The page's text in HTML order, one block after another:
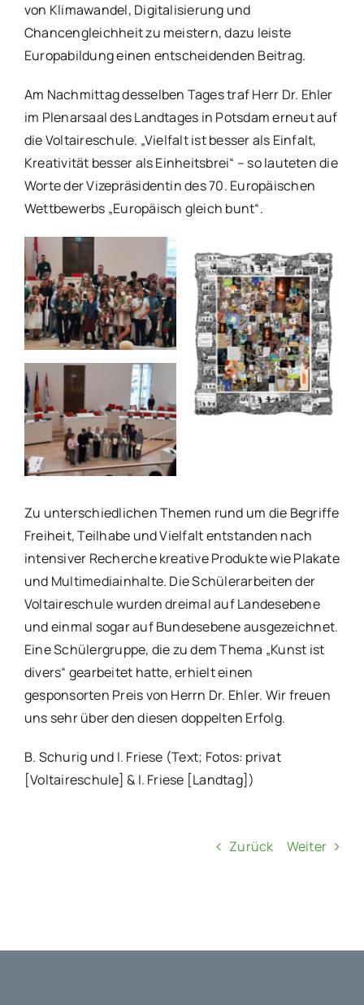
von Klimawandel, Digitalisierung und
Chancengleichheit zu meistern, dazu leiste
Europabildung einen entscheidenden Beitrag.
Am Nachmittag desselben Tages traf Herr Dr. Ehler
im Plenarsaal des Landtages in Potsdam erneut auf
die Voltaireschule. „Vielfalt ist besser als Einfalt,
Kreativität besser als Einheitsbrei“ – so lauteten die
Worte der Vizepräsidentin des 70. Europäischen
Wettbewerbs „Europäisch gleich bunt“.
Zu unterschiedlichen Themen rund um die Begriffe
Freiheit, Teilhabe und Vielfalt entstanden nach
intensiver Recherche kreative Produkte wie Plakate
und Multimediainhalte. Die Schülerarbeiten der
Voltaireschule wurden dreimal auf Landesebene
und einmal sogar auf Bundesebene ausgezeichnet.
Eine Schülergruppe, die zu dem Thema „Kunst ist
divers“ gearbeitet hatte, erhielt einen
gesponsorten Preis von Herrn Dr. Ehler. Wir freuen
uns sehr über den diesen doppelten Erfolg.
B. Schurig und I. Friese (Text; Fotos: privat
[Voltaireschule] & I. Friese [Landtag])
Zurück Weiter